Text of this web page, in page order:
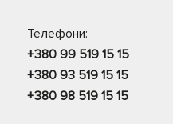
Телефони:
+380 99 519 15 15
+380 93 519 15 15
+380 98 519 15 15